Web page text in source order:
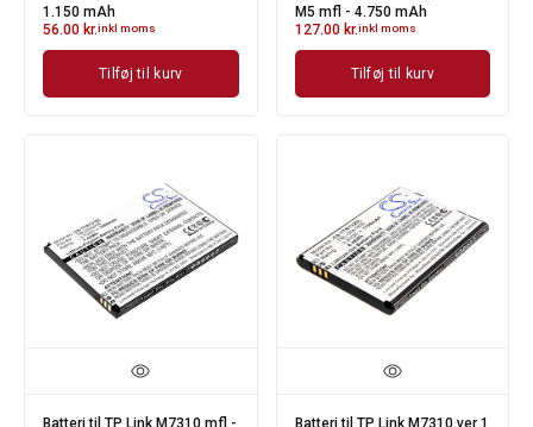
1.150 mAh
56.00 kr.inkl moms
Tilføj til kurv
M5 mfl - 4.750 mAh
127.00 kr.inkl moms
Tilføj til kurv
Batteri til TP Link M7310 mfl -
Batteri til TP Link M7310 ver 1